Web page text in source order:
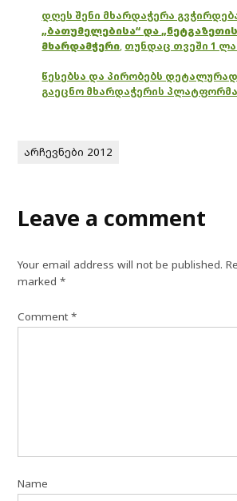
დღეს შენი მხარდაჭერა
„ბათუმელებისა“ და
მხარდამჭერი, თუნდაც თვეში 1
წესებსა და პირობებს
გაეცნო მხარდაჭერის
არჩევნები 2012
Leave a comment
Your email address will not be published.
marked*
Comment*
Name